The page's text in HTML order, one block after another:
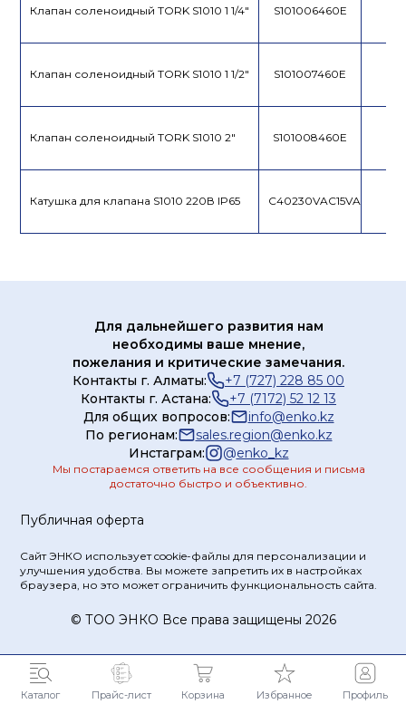
Каталог Прайс-лист Корзина Избранное Профиль
Клапан соленоидный TORK S1010 1 1/4" S101006460E
Клапан соленоидный TORK S1010 1 1/2" S101007460E
Клапан соленоидный TORK S1010 2" S101008460E
Катушка для клапана S1010 220В IP65 C40230VAC15VA
Публичная оферта
Сайт ЭНКО использует cookie-файлы для персонализации и
улучшения удобства. Вы можете запретить их в настройках
браузера, но это может ограничить функциональность сайта.
© ТOO ЭНКО Все права защищены 2026
Для дальнейшего развития нам
необходимы ваше мнение,
пожелания и критические замечания.
Контакты г. Алматы:
+7 (727) 228 85 00
Контакты г. Астана:
+7 (7172) 52 12 13
Для общих вопросов:
info@enko.kz
По регионам:
sales.region@enko.kz
Инстаграм:
@enko_kz
Мы постараемся ответить на все сообщения и письма
достаточно быстро и объективно.